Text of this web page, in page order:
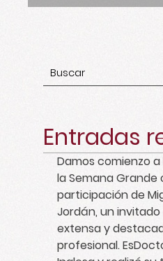
Buscar
Entradas
Damos comienzo
la Semana Grande
participación de
Jordán, un
extensa y
profesional.